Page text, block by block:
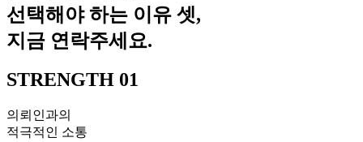
선택해야 하는 이유 셋,
지금 연락주세요.
STRENGTH 01
의뢰인과의
적극적인 소통